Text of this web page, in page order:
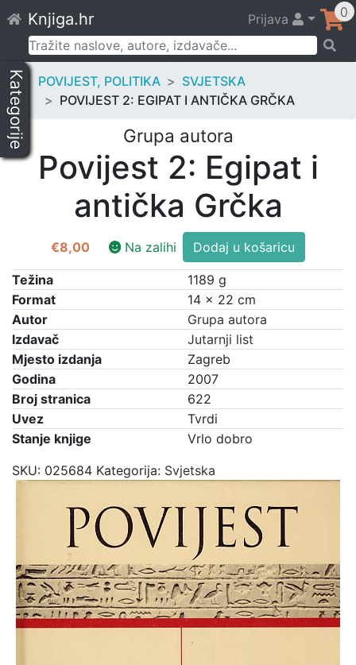
to
content
Knjiga.hr Prijava 0
Pretraži:
Kategorije POVIJEST, POLITIKA
SVJETSKA
POVIJEST 2: EGIPAT I ANTIČKA GRČKA
Grupa autora
Povijest 2: Egipat i
antička Grčka
€8,00 Na zalihi
Povijest
2:
Egipat
antička
Grčka
količina
Dodaj u košaricu
Težina
1189 g
Format
14 × 22 cm
Autor
Grupa autora
Izdavač
Jutarnji list
Mjesto izdanja
Zagreb
Godina
2007
Broj stranica
622
Uvez
Tvrdi
Stanje knjige
Vrlo dobro
SKU: 025684 Kategorija: Svjetska